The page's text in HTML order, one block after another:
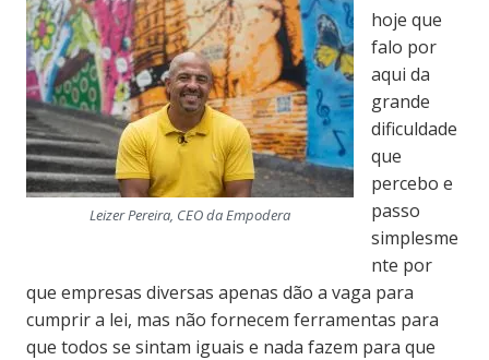
Leizer Pereira, CEO da Empodera
hoje que
falo por
aqui da
grande
dificuldade
que
percebo e
passo
simplesme
nte por
que empresas diversas apenas dão a vaga para
cumprir a lei, mas não fornecem ferramentas para
que todos se sintam iguais e nada fazem para que